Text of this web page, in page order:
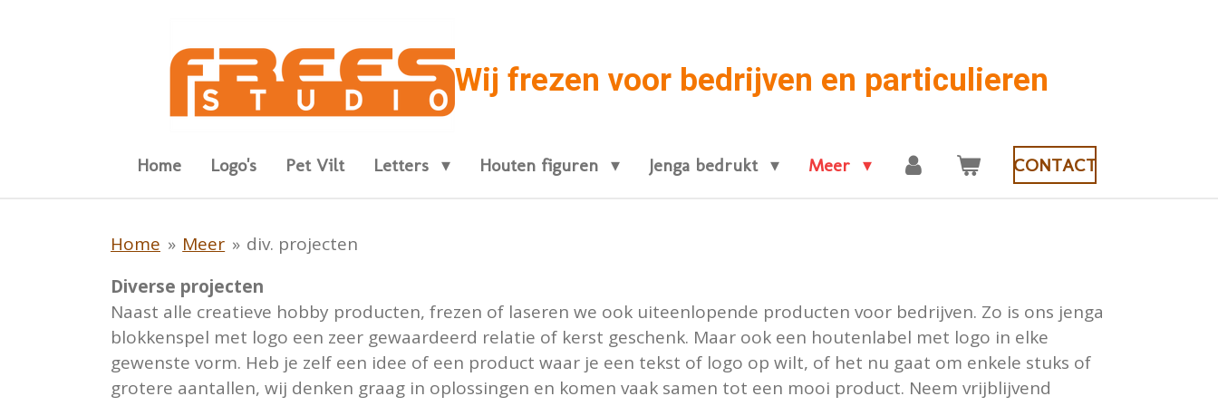
Wij frezen voor bedrijven en particulieren
Home Logo's Pet Vilt Letters Houten figuren Jenga bedrukt Meer CONTACT
Home » Meer » div. projecten
Diverse projecten
Naast alle creatieve hobby producten, frezen of laseren we ook uiteenlopende producten voor bedrijven. Zo is ons jenga
blokkenspel met logo een zeer gewaardeerd relatie of kerst geschenk. Maar ook een houtenlabel met logo in elke
gewenste vorm. Heb je zelf een idee of een product waar je een tekst of logo op wilt, of het nu gaat om enkele stuks of
grotere aantallen, wij denken graag in oplossingen en komen vaak samen tot een mooi product. Neem vrijblijvend